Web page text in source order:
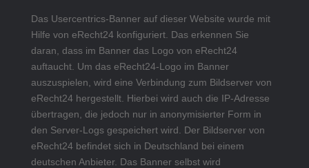
Das Usercentrics-Banner auf dieser Website wurde mit
Hilfe von eRecht24 konfiguriert. Das erkennen Sie
daran, dass im Banner das Logo von eRecht24
auftaucht. Um das eRecht24-Logo im Banner
auszuspielen, wird eine Verbindung zum Bildserver von
eRecht24 hergestellt. Hierbei wird auch die IP-Adresse
übertragen, die jedoch nur in anonymisierter Form in
den Server-Logs gespeichert wird. Der Bildserver von
eRecht24 befindet sich in Deutschland bei einem
deutschen Anbieter. Das Banner selbst wird